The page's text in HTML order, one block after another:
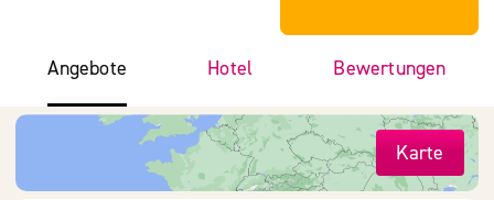
Angebote Hotel Bewertungen
Karte